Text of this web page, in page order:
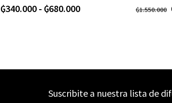
₲340.000 - ₲680.000 ₲1.550.000
Suscribite a nuestra lista de